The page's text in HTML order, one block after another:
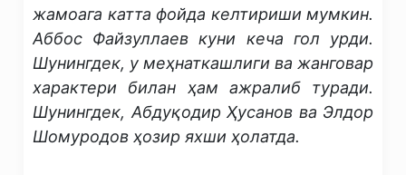
жамоага катта фойда келтириши мумкин.
Аббос Файзуллаев куни кеча гол урди.
Шунингдек, у меҳнаткашлиги ва жанговар
характери билан ҳам ажралиб туради.
Шунингдек, Абдуқодир Ҳусанов ва Элдор
Шомуродов ҳозир яхши ҳолатда.